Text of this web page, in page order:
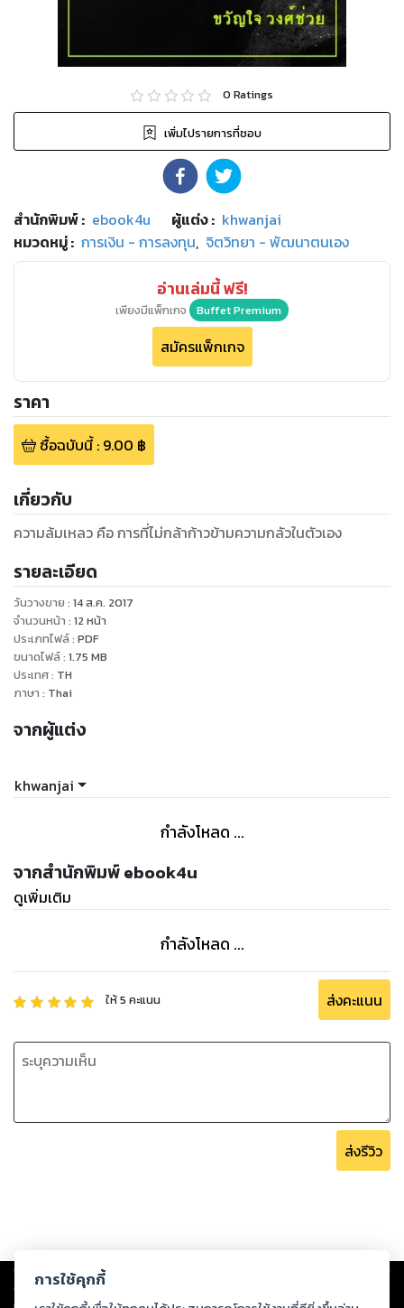
0 Ratings
เพิ่มไปรายการที่ชอบ
สำนักพิมพ์: ebook4u ผู้แต่ง : khwanjai
หมวดหมู่: การเงิน - การลงทุน, จิตวิทยา - พัฒนาตนเอง
อ่านเล่มนี้ ฟรี!
เพียงมีแพ็กเกจ Buffet Premium
สมัครแพ็กเกจ
ราคา
ซื้อฉบับนี้: 9.00 ฿
เกี่ยวกับ
ความล้มเหลว คือ การที่ไม่กล้าก้าวข้ามความกลัวในตัวเอง
รายละเอียด
วันวางขาย : 14 ส.ค. 2017
จำนวนหน้า : 12 หน้า
ประเภทไฟล์: PDF
ขนาดไฟล์: 1.75 MB
ประเทศ: TH
ภาษา : Thai
จากผู้แต่ง
khwanjai
กำลังโหลด ...
จากสำนักพิมพ์ ebook4u
ดูเพิ่มเติม
กำลังโหลด ...
ให้5 คะแนน ส่งคะแนน
ส่งรีวิว
Copyright © 2026
ต่อผลงานหรือเนื้อหาใดที่อัปโหลดผ่านเว็บไซต์และปรากฏว่าละเมิดสิทธิใน
การใช้คุกกี้